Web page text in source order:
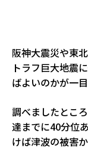
阪神大震災や東
トラフ巨大地震
ばよいのかが一
調べましたとこ
達までに40分位
けば津波の被害